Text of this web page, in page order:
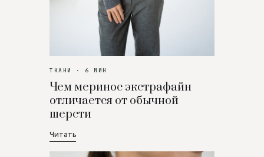
ТКАНИ · 6 МИН
Чем меринос экстрафайн
отличается от обычной
шерсти
Читать